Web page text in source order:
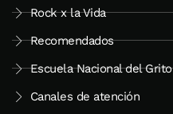
Rock x la Vida
Recomendados
Escuela Nacional del Grito
Canales de atención